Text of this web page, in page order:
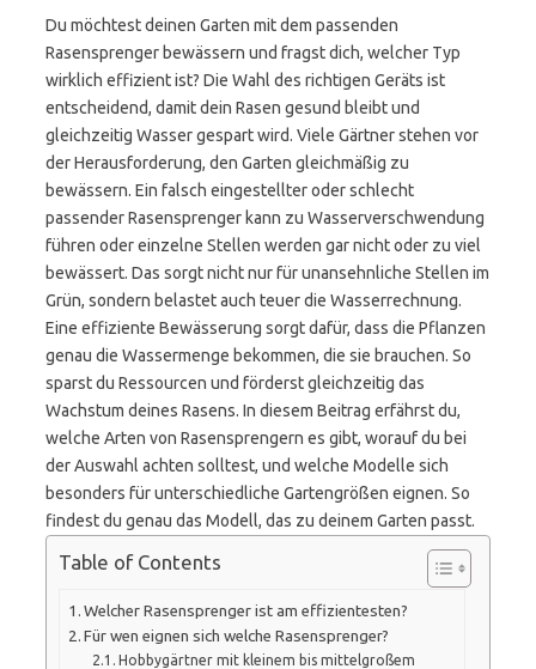
Du möchtest deinen Garten mit dem passenden
Rasensprenger bewässern und fragst dich, welcher Typ
wirklich effizient ist? Die Wahl des richtigen Geräts ist
entscheidend, damit dein Rasen gesund bleibt und
gleichzeitig Wasser gespart wird. Viele Gärtner stehen vor
der Herausforderung, den Garten gleichmäßig zu
bewässern. Ein falsch eingestellter oder schlecht
passender Rasensprenger kann zu Wasserverschwendung
führen oder einzelne Stellen werden gar nicht oder zu viel
bewässert. Das sorgt nicht nur für unansehnliche Stellen im
Grün, sondern belastet auch teuer die Wasserrechnung.
Eine effiziente Bewässerung sorgt dafür, dass die Pflanzen
genau die Wassermenge bekommen, die sie brauchen. So
sparst du Ressourcen und förderst gleichzeitig das
Wachstum deines Rasens. In diesem Beitrag erfährst du,
welche Arten von Rasensprengern es gibt, worauf du bei
der Auswahl achten solltest, und welche Modelle sich
besonders für unterschiedliche Gartengrößen eignen. So
findest du genau das Modell, das zu deinem Garten passt.
Table of Contents
Welcher Rasensprenger ist am effizientesten?
Für wen eignen sich welche Rasensprenger?
Hobbygärtner mit kleinem bis mittelgroßem